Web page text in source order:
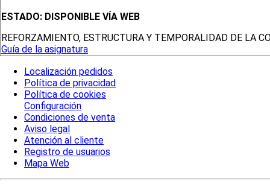
ESTADO: DISPONIBLE VÍA WEB
REFORZAMIENTO, ESTRUCTURA Y TEMPORALIDAD DE LA
Guía de la asignatura
Localización pedidos
Política de privacidad
Política de cookies
Configuración
Condiciones de venta
Aviso legal
Atención al cliente
Registro de usuarios
Mapa Web